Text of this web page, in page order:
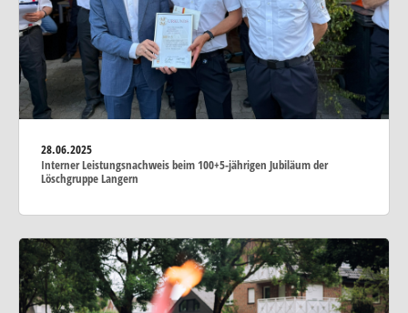
28.06.2025
Interner Leistungsnachweis beim 100+5-jährigen Jubiläum der
Löschgruppe Langern